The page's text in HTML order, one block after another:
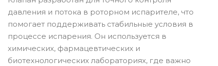
давления и потока в роторном испарителе, что
помогает поддерживать стабильные условия в
процессе испарения. Он используется в
химических, фармацевтических и
биотехнологических лабораториях, где важно